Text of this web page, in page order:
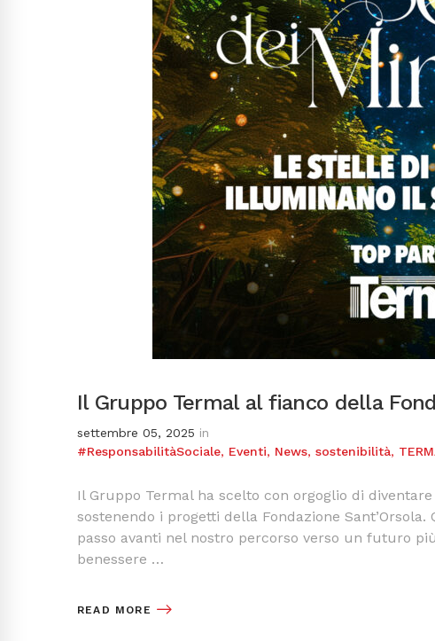
Il Gruppo Termal al fianco della
settembre 05, 2025 in
#ResponsabilitàSociale, Eventi, News, sostenibilità,
Il Gruppo Termal ha scelto con orgoglio di
sostenendo i progetti della Fondazione
passo avanti nel nostro percorso verso un futuro
benessere …
READ MORE